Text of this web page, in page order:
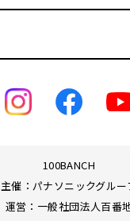
100BANCH
主催：パナソニックグルー
運営：一般社団法人百番